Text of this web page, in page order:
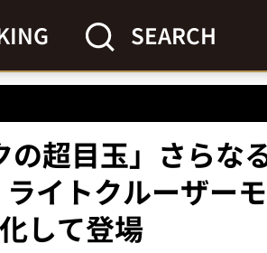
SEARCH
の超目玉」さらな
イトクルーザー
して登場